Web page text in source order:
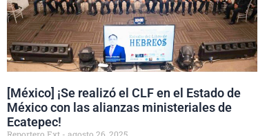
[México] ¡Se realizó el CLF en el Estado de
México con las alianzas ministeriales de
Ecatepec!